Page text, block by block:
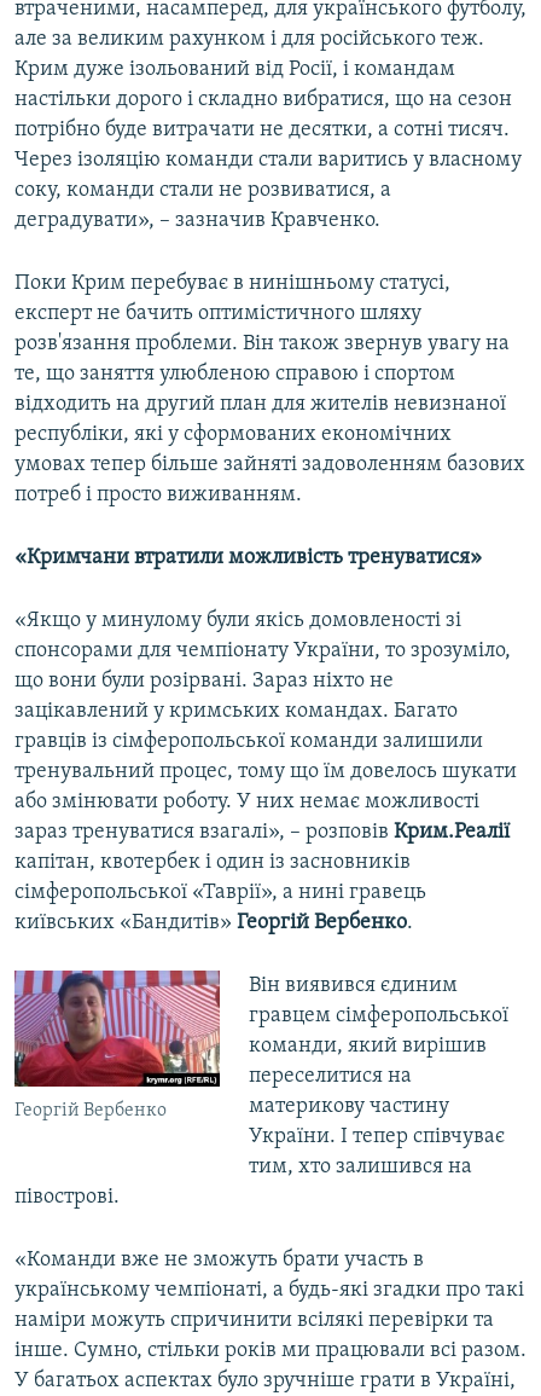
втраченими, насамперед, для українського футболу,
але за великим рахунком і для російського теж.
Крим дуже ізольований від Росії, і командам
настільки дорого і складно вибратися, що на сезон
потрібно буде витрачати не десятки, а сотні тисяч.
Через ізоляцію команди стали варитись у власному
соку, команди стали не розвиватися, а
деградувати», – зазначив Кравченко.
Поки Крим перебуває в нинішньому статусі,
експерт не бачить оптимістичного шляху
розв'язання проблеми. Він також звернув увагу на
те, що заняття улюбленою справою і спортом
відходить на другий план для жителів невизнаної
республіки, які у сформованих економічних
умовах тепер більше зайняті задоволенням базових
потреб і просто виживанням.
«Кримчани втратили можливість тренуватися»
«Якщо у минулому були якісь домовленості зі
спонсорами для чемпіонату України, то зрозуміло,
що вони були розірвані. Зараз ніхто не
зацікавлений у кримських командах. Багато
гравців із сімферопольської команди залишили
тренувальний процес, тому що їм довелось шукати
або змінювати роботу. У них немає можливості
зараз тренуватися взагалі», – розповів Крим.Реалії
капітан, квотербек і один із засновників
сімферопольської «Таврії», а нині гравець
київських «Бандитів» Георгій Вербенко.
Георгій Вербенко
Він виявився єдиним
гравцем сімферопольської
команди, який вирішив
переселитися на
материкову частину
України. І тепер співчуває
тим, хто залишився на
півострові.
«Команди вже не зможуть брати участь в
українському чемпіонаті, а будь-які згадки про такі
наміри можуть спричинити всілякі перевірки та
інше. Сумно, стільки років ми працювали всі разом.
У багатьох аспектах було зручніше грати в Україні,